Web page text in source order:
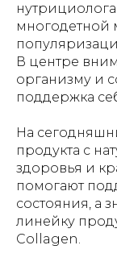
многодетной
В центре
организму и
поддержка
На
продукта с
здоровья и
помогают
состояния, а
линейку
Collagen.